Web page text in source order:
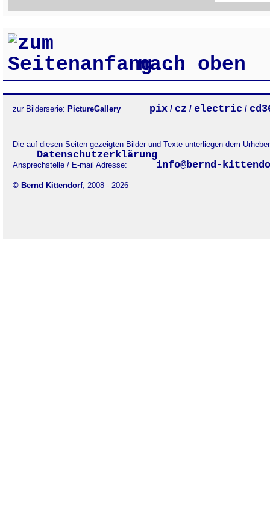
nach oben
zur Bilderserie: PictureGallery pix / cz / electric /
Die auf diesen Seiten gezeigten Bilder und Texte unterliegen dem
Datenschutzerklärung.
Ansprechstelle / E-mail Adresse:
info@bernd-
© Bernd Kittendorf, 2008 - 2026